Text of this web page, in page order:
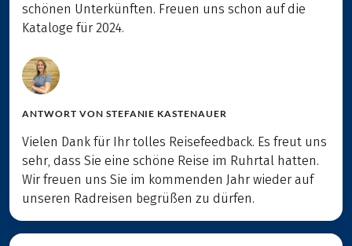
schönen Unterkünften. Freuen uns schon auf die
Kataloge für 2024.
ANTWORT VON STEFANIE KASTENAUER
Vielen Dank für Ihr tolles Reisefeedback. Es freut uns
sehr, dass Sie eine schöne Reise im Ruhrtal hatten.
Wir freuen uns Sie im kommenden Jahr wieder auf
unseren Radreisen begrüßen zu dürfen.